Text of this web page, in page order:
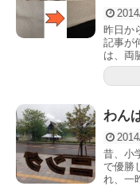
昨日か
記事が
は、両
わん
昔、小
で優勝
れ、一